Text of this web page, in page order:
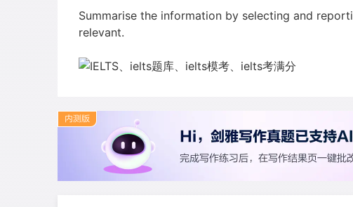
Summarise the information by selecting and
relevant.